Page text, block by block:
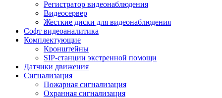
Регистратор видеонаблюдения
Видеосервер
Жесткие диски для видеонаблюдения
Софт видеоаналитика
Комплектующие
Кронштейны
SIP-станции экстренной помощи
Датчики движения
Сигнализация
Пожарная сигнализация
Охранная сигнализация